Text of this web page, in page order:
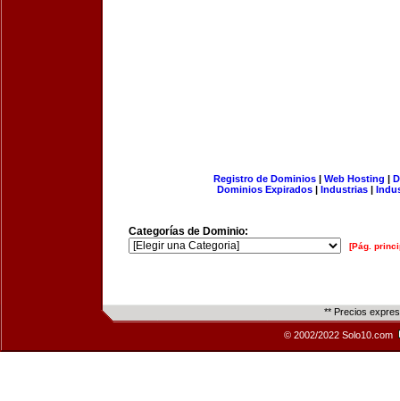
Registro de Dominios| Web Hosting |
Dominios Expirados | Industrias |
Categorías de Dominio:
[Pág.
** Precios
© 2002/2022 Solo10.com